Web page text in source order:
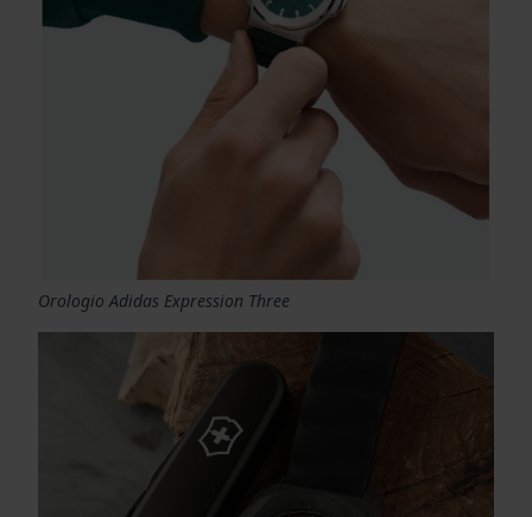
Orologio Adidas Expression Three